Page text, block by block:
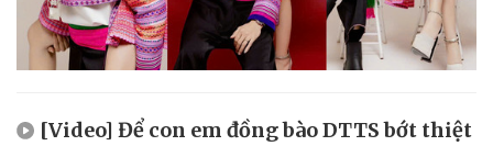
[Video] Để con em đồng bào DTTS bớt thiệt